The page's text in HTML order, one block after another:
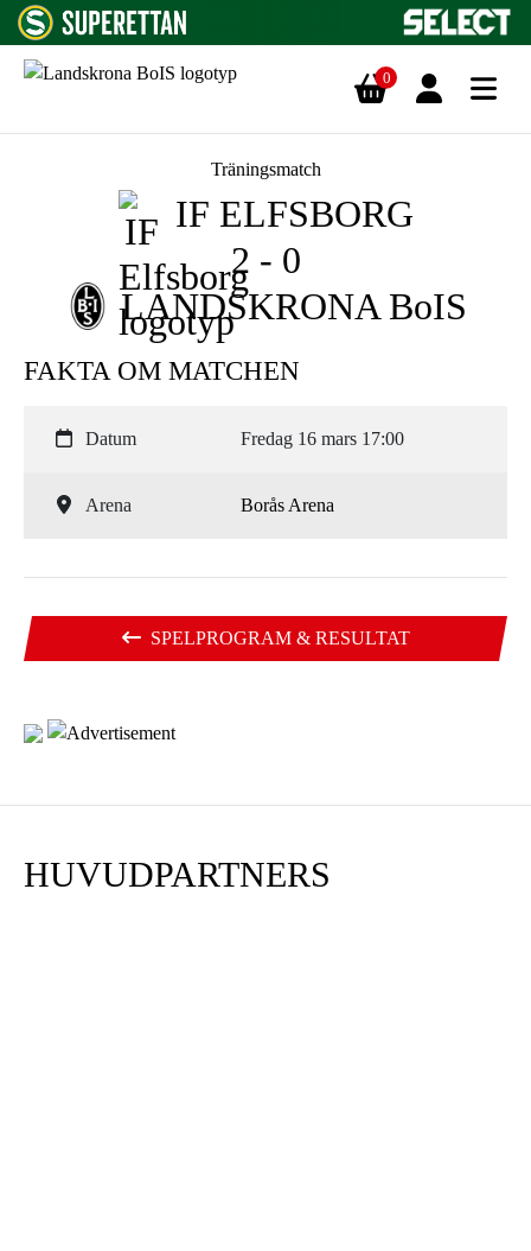
0
Träningsmatch
IF ELFSBORG
2 - 0
LANDSKRONA BoIS
FAKTA OM MATCHEN
Datum Fredag 16 mars 17:00
Arena Borås Arena
SPELPROGRAM & RESULTAT
HUVUDPARTNERS